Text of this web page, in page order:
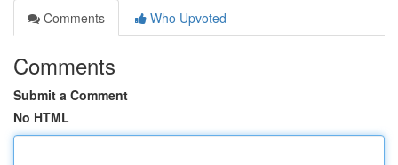
Comments
Who Upvoted
Comments
Submit a Comment
No HTML